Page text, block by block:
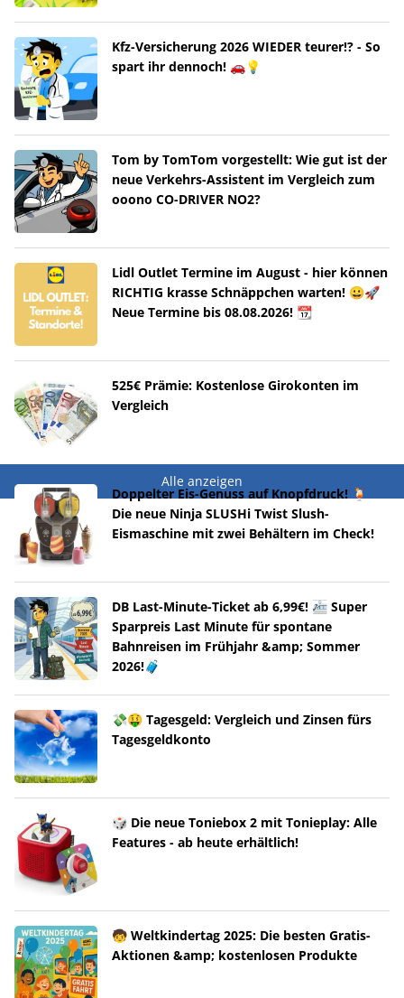
Kfz-Versicherung 2026 WIEDER teurer!? - So
spart ihr dennoch! 🚗💡
Tom by TomTom vorgestellt: Wie gut ist der
neue Verkehrs-Assistent im Vergleich zum
ooono CO-DRIVER NO2?
Lidl Outlet Termine im August - hier können
RICHTIG krasse Schnäppchen warten! 😀🚀
Neue Termine bis 08.08.2026! 📆
525€ Prämie: Kostenlose Girokonten im
Vergleich
Alle anzeigen
Doppelter Eis-Genuss auf Knopfdruck! 🍹
Die neue Ninja SLUSHi Twist Slush-
Eismaschine mit zwei Behältern im Check!
DB Last-Minute-Ticket ab 6,99€! 🚈 Super
Sparpreis Last Minute für spontane
Bahnreisen im Frühjahr &amp; Sommer
2026!🧳
💸🤑 Tagesgeld: Vergleich und Zinsen fürs
Tagesgeldkonto
🎲 Die neue Toniebox 2 mit Tonieplay: Alle
Features - ab heute erhältlich!
🧒 Weltkindertag 2025: Die besten Gratis-
Aktionen &amp; kostenlosen Produkte